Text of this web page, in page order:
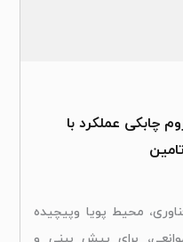
چابکی عملکرد با
محیط پویا وپیچیده